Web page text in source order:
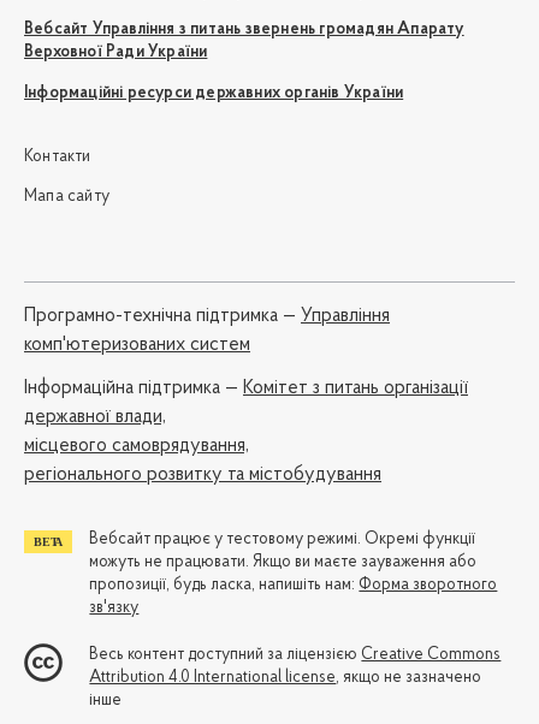
Вебсайт Управління з питань звернень громадян Апарату
Верховної Ради України
Інформаційні ресурси державних органів України
Контакти
Мапа сайту
Програмно-технічна підтримка — Управління
комп'ютеризованих систем
Iнформаційна підтримка — Комітет з питань організації
державної влади,
місцевого самоврядування,
регіонального розвитку та містобудування
Вебсайт працює у тестовому режимі. Окремі функції
можуть не працювати. Якщо ви маєте зауваження або
пропозиції, будь ласка, напишіть нам: Форма зворотного
зв'язку
Весь контент доступний за ліцензією Creative Commons
Attribution 4.0 International license, якщо не зазначено
інше